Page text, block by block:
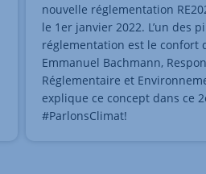
nouvelle réglementation
le 1er janvier 2022. L’un des
réglementation est le confort
Emmanuel Bachmann,
Réglementaire et
explique ce concept dans ce
#ParlonsClimat!